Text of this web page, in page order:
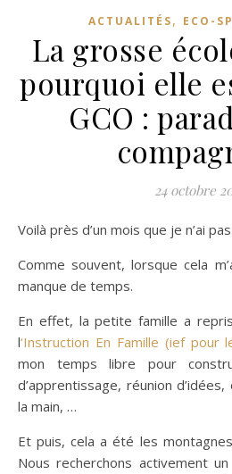
ACTUALITÉS, ECO-
La grosse
pourquoi elle
GCO :
24 octobre
Voilà près d’un mois que je n’ai
Comme souvent, lorsque cela
manque de temps.
En effet, la petite famille a
l‘Instruction En Famille (ief pour
mon temps libre pour
d’apprentissage, réunion
la main, …
Et puis, cela a été les
Nous recherchons activement